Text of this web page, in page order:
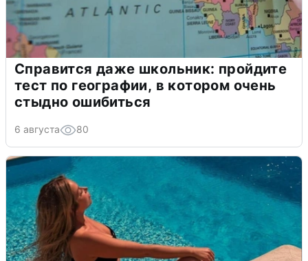
Справится даже школьник: пройдите
тест по географии, в котором очень
стыдно ошибиться
6 августа 80